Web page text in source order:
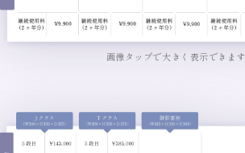
画像タップで大きく表示できます